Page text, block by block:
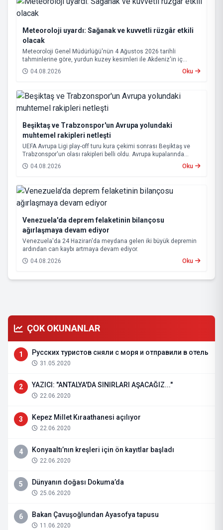
Meteoroloji uyardı: Sağanak ve kuvvetli rüzgâr etkili
olacak
Meteoroloji Genel Müdürlüğü'nün 4 Ağustos 2026 tarihli
tahminlerine göre, yurdun kuzey kesimleri ile Akdeniz'in iç
bölgelerinde yer yer sağanak ve gök gürültülü sağanak yağış
bekleniyor.
04.08.2026 Oku
Beşiktaş ve Trabzonspor'un Avrupa yolundaki
muhtemel rakipleri netleşti
UEFA Avrupa Ligi play-off turu kura çekimi sonrası Beşiktaş ve
Trabzonspor'un olası rakipleri belli oldu. Avrupa kupalarında
yoluna devam eden Beşiktaş ve Trabzonspor, grup aşamasına
kalabilmek için kritik eşleşmelerle karşı karşıya gelecek.
04.08.2026 Oku
Venezuela'da deprem felaketinin bilançosu
ağırlaşmaya devam ediyor
Venezuela'da 24 Haziran'da meydana gelen iki büyük depremin
ardından can kaybı artmaya devam ediyor.
04.08.2026
Oku
ÇOK OKUNANLAR
1 Русских туристов сняли с моря и отправили в отель
31.05.2020
2 YAZICI: "ANTALYA'DA SINIRLARI AŞACAĞIZ..."
22.06.2020
3 Kepez Millet Kıraathanesi açılıyor
22.06.2020
4 Konyaaltı’nın kreşleri için ön kayıtlar başladı
22.06.2020
5 Dünyanın doğası Dokuma’da
25.06.2020
6 Bakan Çavuşoğlundan Ayasofya tapusu
11.06.2020